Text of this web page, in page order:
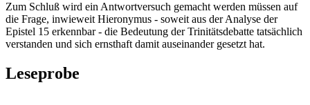
Zum Schluß wird ein Antwortversuch gemacht werden müssen auf
die Frage, inwieweit Hieronymus - soweit aus der Analyse der
Epistel 15 erkennbar - die Bedeutung der Trinitätsdebatte tatsächlich
verstanden und sich ernsthaft damit auseinander gesetzt hat.
Leseprobe